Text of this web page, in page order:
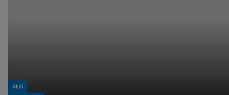
NEO